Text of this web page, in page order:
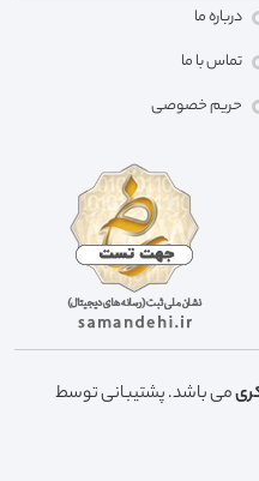
درباره ما
تماس با ما
حریم خصوصی
می باشد. پشتیبانی توسط